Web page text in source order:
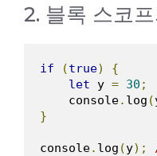
2. 블록 스코
if (true)
{
let y = 30 ;
    console
. log (
}
console. log (y);